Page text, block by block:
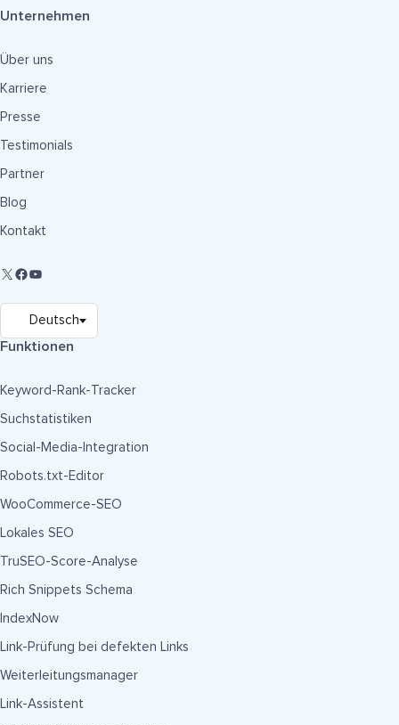
Unternehmen
Über uns
Karriere
Presse
Testimonials
Partner
Blog
Kontakt
Funktionen
Keyword-Rank-Tracker
Suchstatistiken
Social-Media-Integration
Robots.txt-Editor
WooCommerce-SEO
Lokales SEO
TruSEO-Score-Analyse
Rich Snippets Schema
IndexNow
Link-Prüfung bei defekten Links
Weiterleitungsmanager
Link-Assistent